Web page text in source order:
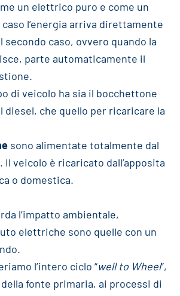
un elettrico puro e come un
l’energia arriva direttamente
secondo caso, ovvero quando la
parte automaticamente il
di veicolo ha sia il bocchettone
diesel, che quello per ricaricare la
sono alimentate totalmente dal
veicolo è ricaricato dall’apposita
o domestica.
l’impatto ambientale,
elettriche sono quelle con un
l’intero ciclo “well to Wheel”,
fonte primaria, ai processi di